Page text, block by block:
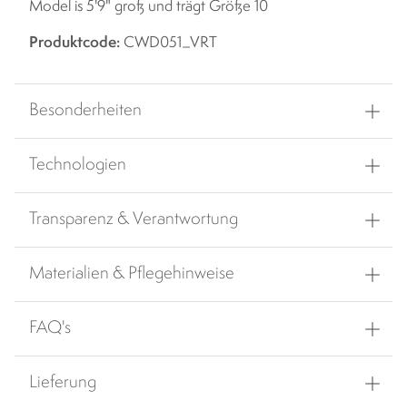
Model is 5'9" groß und trägt Größe 10
Produktcode: CWD051_VRT
Besonderheiten
Technologien
Transparenz & Verantwortung
Materialien & Pflegehinweise
FAQ's
Lieferung